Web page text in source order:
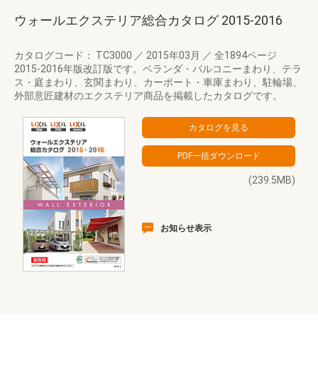
ウォールエクステリア総合カタログ 2015‐2016
カタログコード： TC3000 ／ 2015年03月 ／ 全1894ページ
2015-2016年版改訂版です。ベランダ・バルコニーまわり、テラ
ス・庭まわり、玄関まわり、カーポート・車庫まわり、駐輪場、
外部意匠建材のエクステリア商品を掲載したカタログです。
(239.5MB)
お知らせ表示